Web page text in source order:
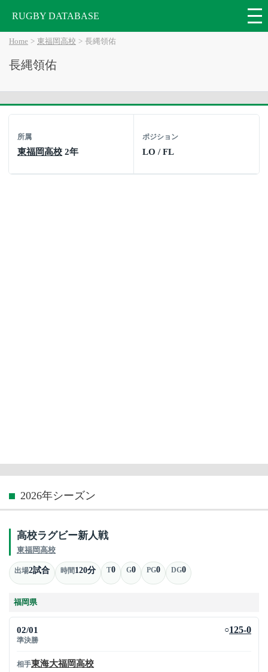
RUGBY DATABASE
Home 東福岡高校 長縄領佑
長縄領佑
所属
東福岡高校 2年
ポジション
LO / FL
2026年シーズン
高校ラグビー新人戦
東福岡高校
出場2試合 時間120分 T0 G0 PG0 DG0
福岡県
02/01
準決勝
○125-0
相手東海大福岡高校